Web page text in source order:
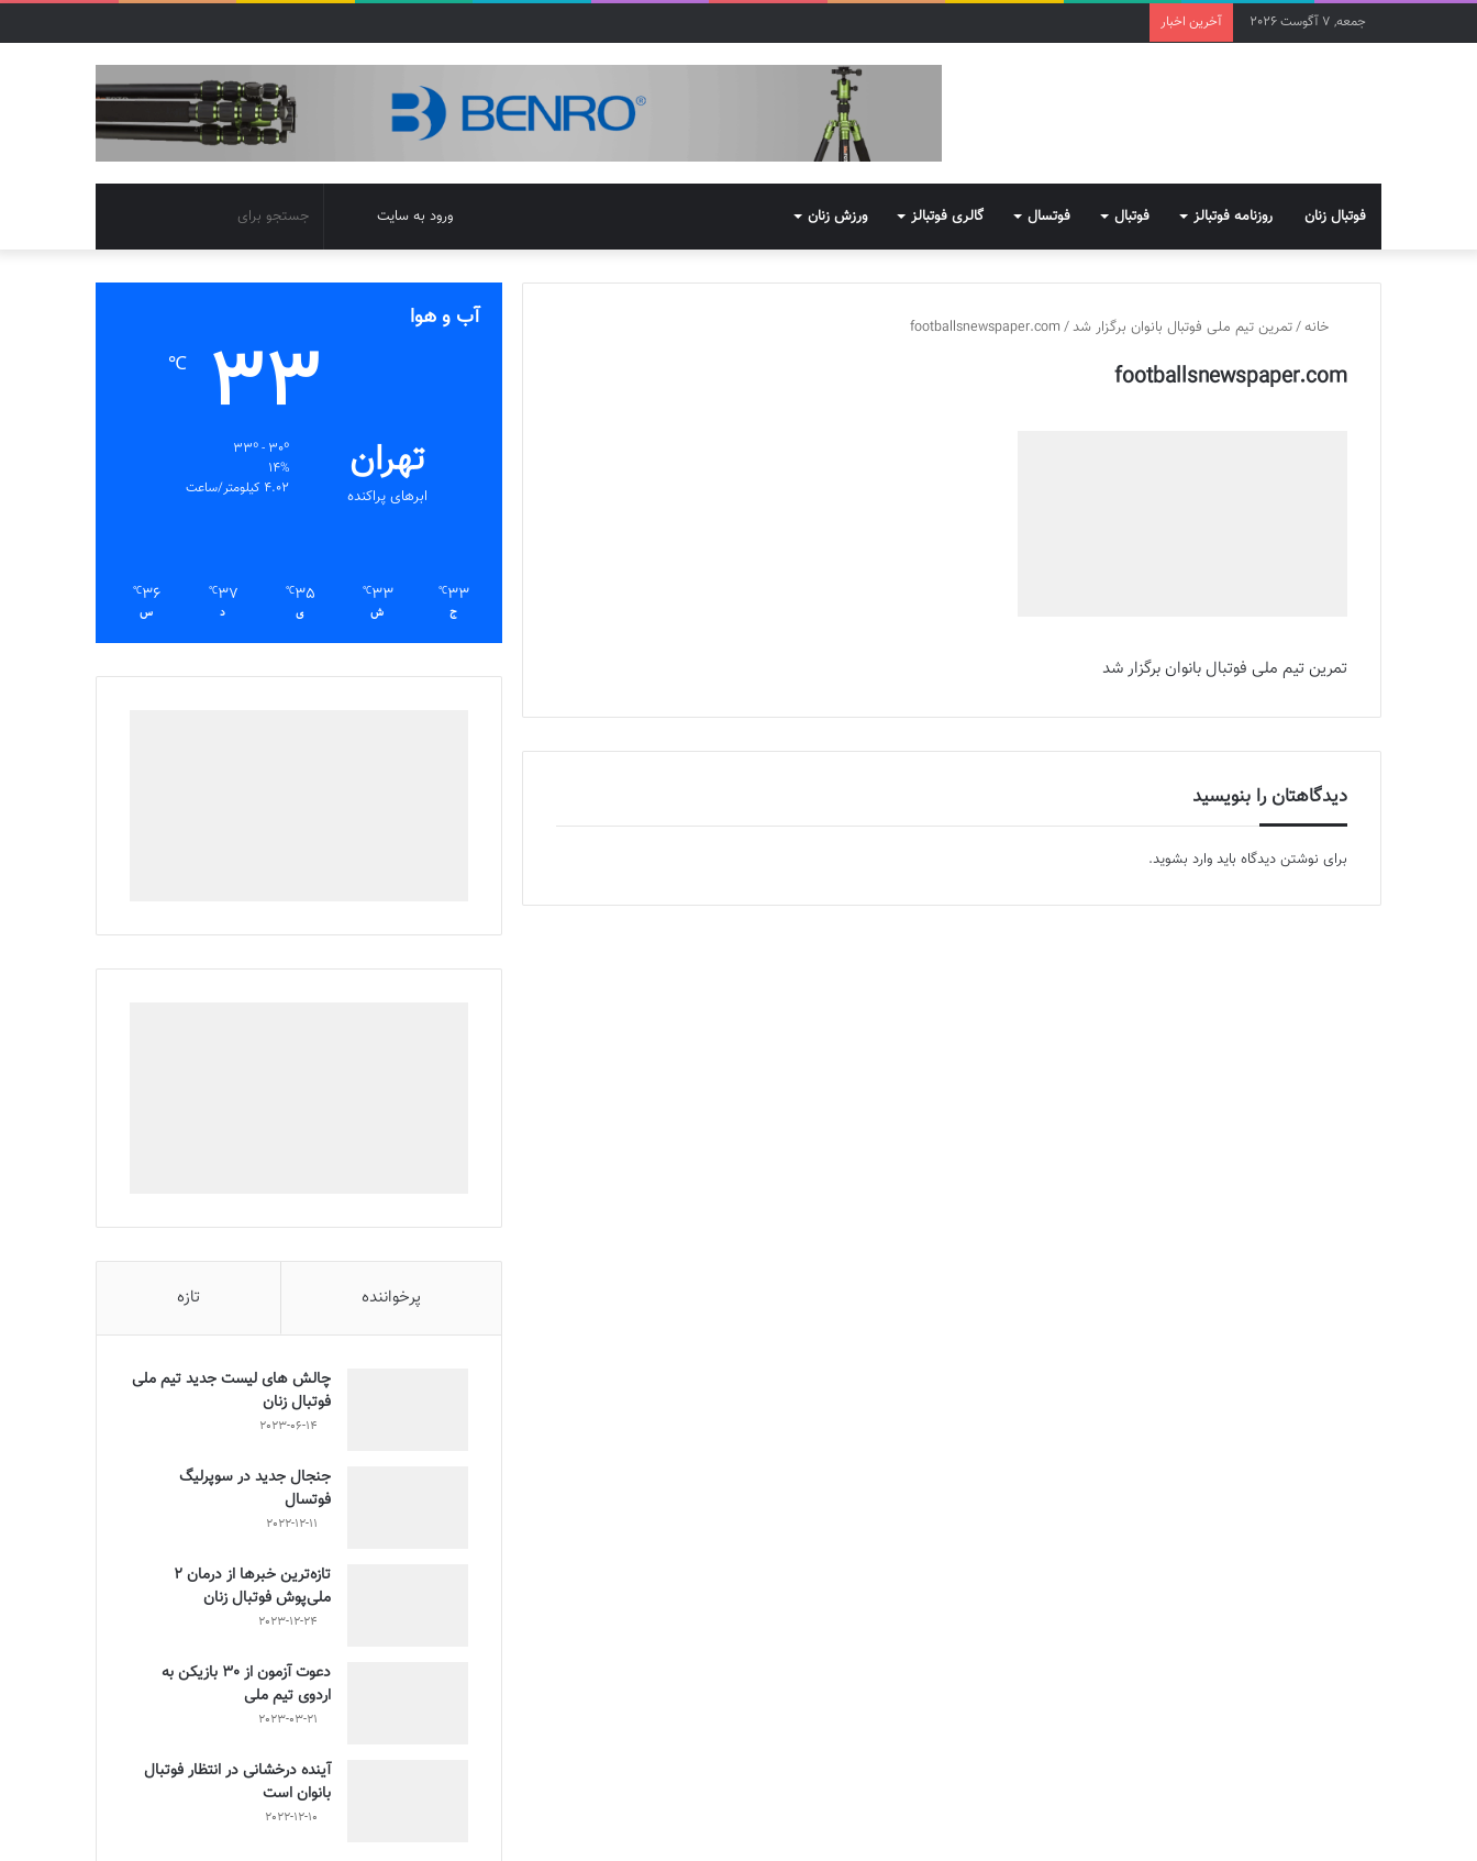
جمعه, 7 آگوست 2026 آخرین اخبار
فوتبال زنان روزنامه فوتبالز فوتبال فوتسال گالری فوتبالز ورزش زنان
برای
تغییر
پوسته
ورود به سایت
خانه/تمرین تیم ملی فوتبال بانوان برگزار شد/
footballsnewspaper.com
footballsnewspaper.com
تمرین تیم ملی فوتبال بانوان برگزار شد
دیدگاهتان را بنویسید
برای نوشتن دیدگاه باید وارد بشوید.
آب و هوا
تهران
ابرهای پراکنده
33
℃
14%
4.02 کیلومتر/ساعت
33
℃
ج
33
℃
ش
35
℃
ی
37
℃
د
36
℃
س
پرخواننده تازه
چالش هاى ليست جدید تيم ملى
فوتبال زنان
2023-06-14
جنجال جدید در سوپرلیگ
فوتسال
2022-12-11
تازه‌ترین خبرها از درمان ۲
ملی‌پوش فوتبال زنان
2023-12-24
دعوت آزمون از 30 بازیکن به
اردوی تیم ملی
2023-03-21
آینده درخشانی در انتظار فوتبال
بانوان است
2022-12-10